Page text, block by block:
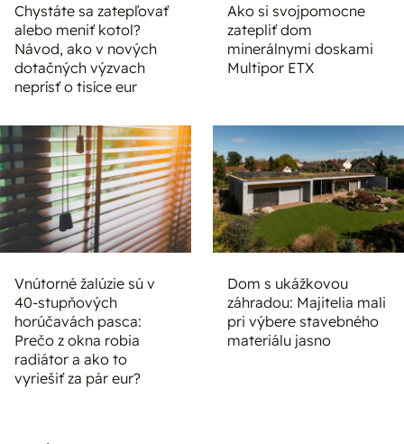
Chystáte sa zatepľovať
alebo meniť kotol?
Návod, ako v nových
dotačných výzvach
neprísť o tisíce eur
Ako si svojpomocne
zatepliť dom
minerálnymi doskami
Multipor ETX
Vnútorné žalúzie sú v
40-stupňových
horúčavách pasca:
Prečo z okna robia
radiátor a ako to
vyriešiť za pár eur?
Dom s ukážkovou
záhradou: Majitelia mali
pri výbere stavebného
materiálu jasno